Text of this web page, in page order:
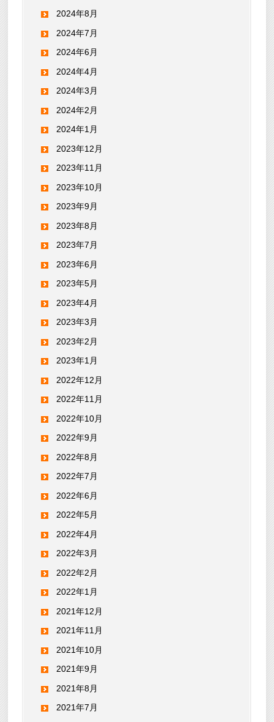
2024年8月
2024年7月
2024年6月
2024年4月
2024年3月
2024年2月
2024年1月
2023年12月
2023年11月
2023年10月
2023年9月
2023年8月
2023年7月
2023年6月
2023年5月
2023年4月
2023年3月
2023年2月
2023年1月
2022年12月
2022年11月
2022年10月
2022年9月
2022年8月
2022年7月
2022年6月
2022年5月
2022年4月
2022年3月
2022年2月
2022年1月
2021年12月
2021年11月
2021年10月
2021年9月
2021年8月
2021年7月